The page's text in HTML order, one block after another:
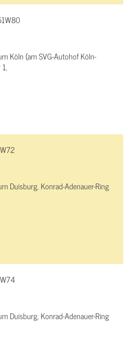
Köln (am SVG-Autohof Köln-
Duisburg, Konrad-Adenauer-Ring
Duisburg, Konrad-Adenauer-Ring